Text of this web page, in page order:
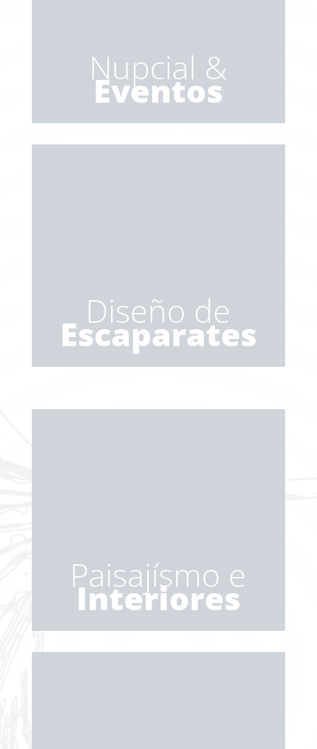
Nupcial &
Eventos
Diseño de
Escaparates
Paisajísmo e
Interiores